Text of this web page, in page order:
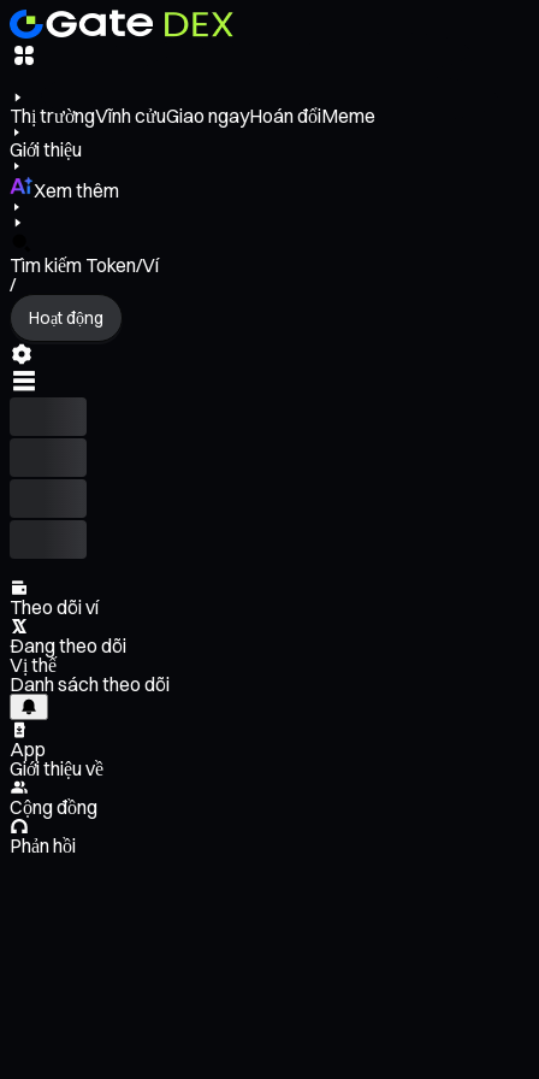
Thị trườngVĩnh cửuGiao ngayHoán đổiMeme
Giới thiệu
Xem thêm
Tìm kiếm Token/Ví
/
Hoạt động
Theo dõi ví
Đang theo dõi
Vị thế
Danh sách theo dõi
App
Giới thiệu về
Cộng đồng
Phản hồi